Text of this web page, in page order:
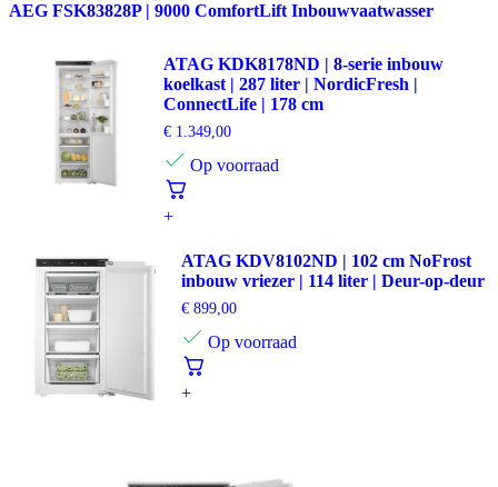
AEG FSK83828P | 9000 ComfortLift Inbouwvaatwasser
ATAG KDK8178ND | 8-serie inbouw
koelkast | 287 liter | NordicFresh |
ConnectLife | 178 cm
€1.349,00
Op voorraad
+
ATAG KDV8102ND | 102 cm NoFrost
inbouw vriezer | 114 liter | Deur-op-deur
€899,00
Op voorraad
+